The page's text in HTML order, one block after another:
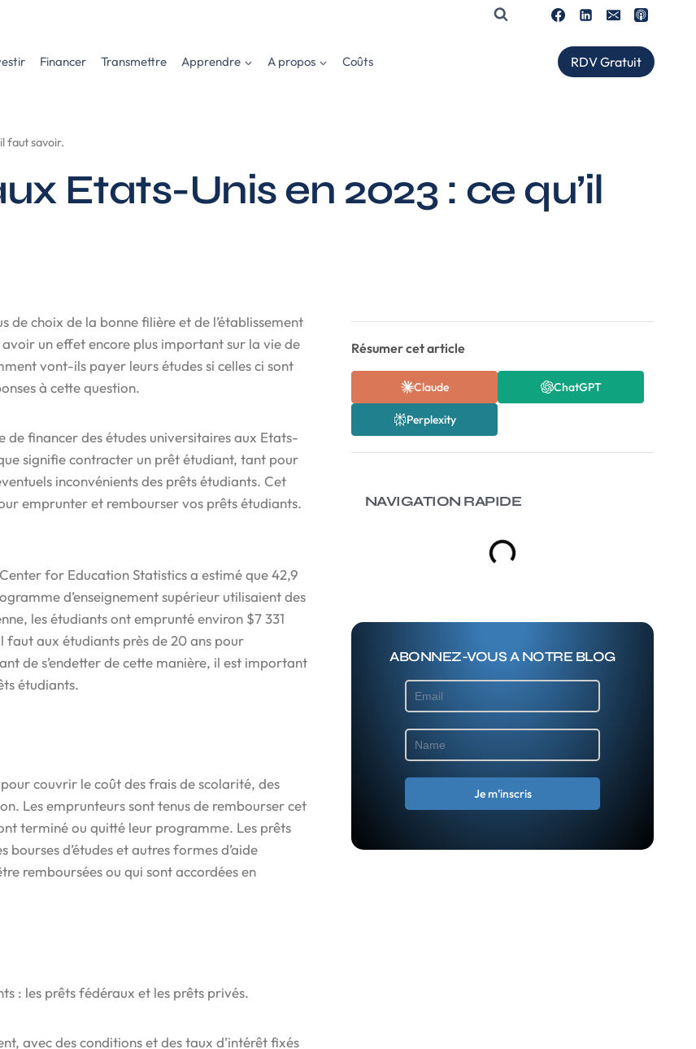
Financer Transmettre Apprendre A propos Coûts RDV Gratuit
faut savoir.
Etats-Unis en 2023 : ce qu’il
de choix de la bonne filière et de l’établissement
un effet encore plus important sur la vie de
vont-ils payer leurs études si celles ci sont
à cette question.
de financer des études universitaires aux Etats-
signifie contracter un prêt étudiant, tant pour
inconvénients des prêts étudiants. Cet
emprunter et rembourser vos prêts étudiants.
for Education Statistics a estimé que 42,9
d’enseignement supérieur utilisaient des
les étudiants ont emprunté environ $7 331
aux étudiants près de 20 ans pour
de s’endetter de cette manière, il est important
étudiants.
couvrir le coût des frais de scolarité, des
Les emprunteurs sont tenus de rembourser cet
terminé ou quitté leur programme. Les prêts
d’études et autres formes d’aide
remboursées ou qui sont accordées en
: les prêts fédéraux et les prêts privés.
avec des conditions et des taux d’intérêt fixés
Résumer cet article
Claude ChatGPT
Perplexity
NAVIGATION RAPIDE
ABONNEZ-VOUS A NOTRE BLOG